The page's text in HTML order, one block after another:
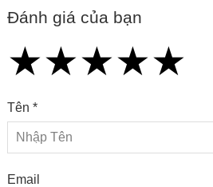
Đánh giá của bạn
★
★★
★★★
★★★★
★★★★★
Tên *
Email